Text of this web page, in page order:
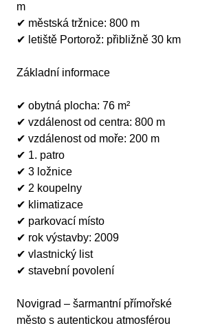
m
✔ městská tržnice: 800 m
✔ letiště Portorož: přibližně 30 km
Základní informace
✔ obytná plocha: 76 m²
✔ vzdálenost od centra: 800 m
✔ vzdálenost od moře: 200 m
✔ 1. patro
✔ 3 ložnice
✔ 2 koupelny
✔ klimatizace
✔ parkovací místo
✔ rok výstavby: 2009
✔ vlastnický list
✔ stavební povolení
Novigrad – šarmantní přímořské
město s autentickou atmosférou